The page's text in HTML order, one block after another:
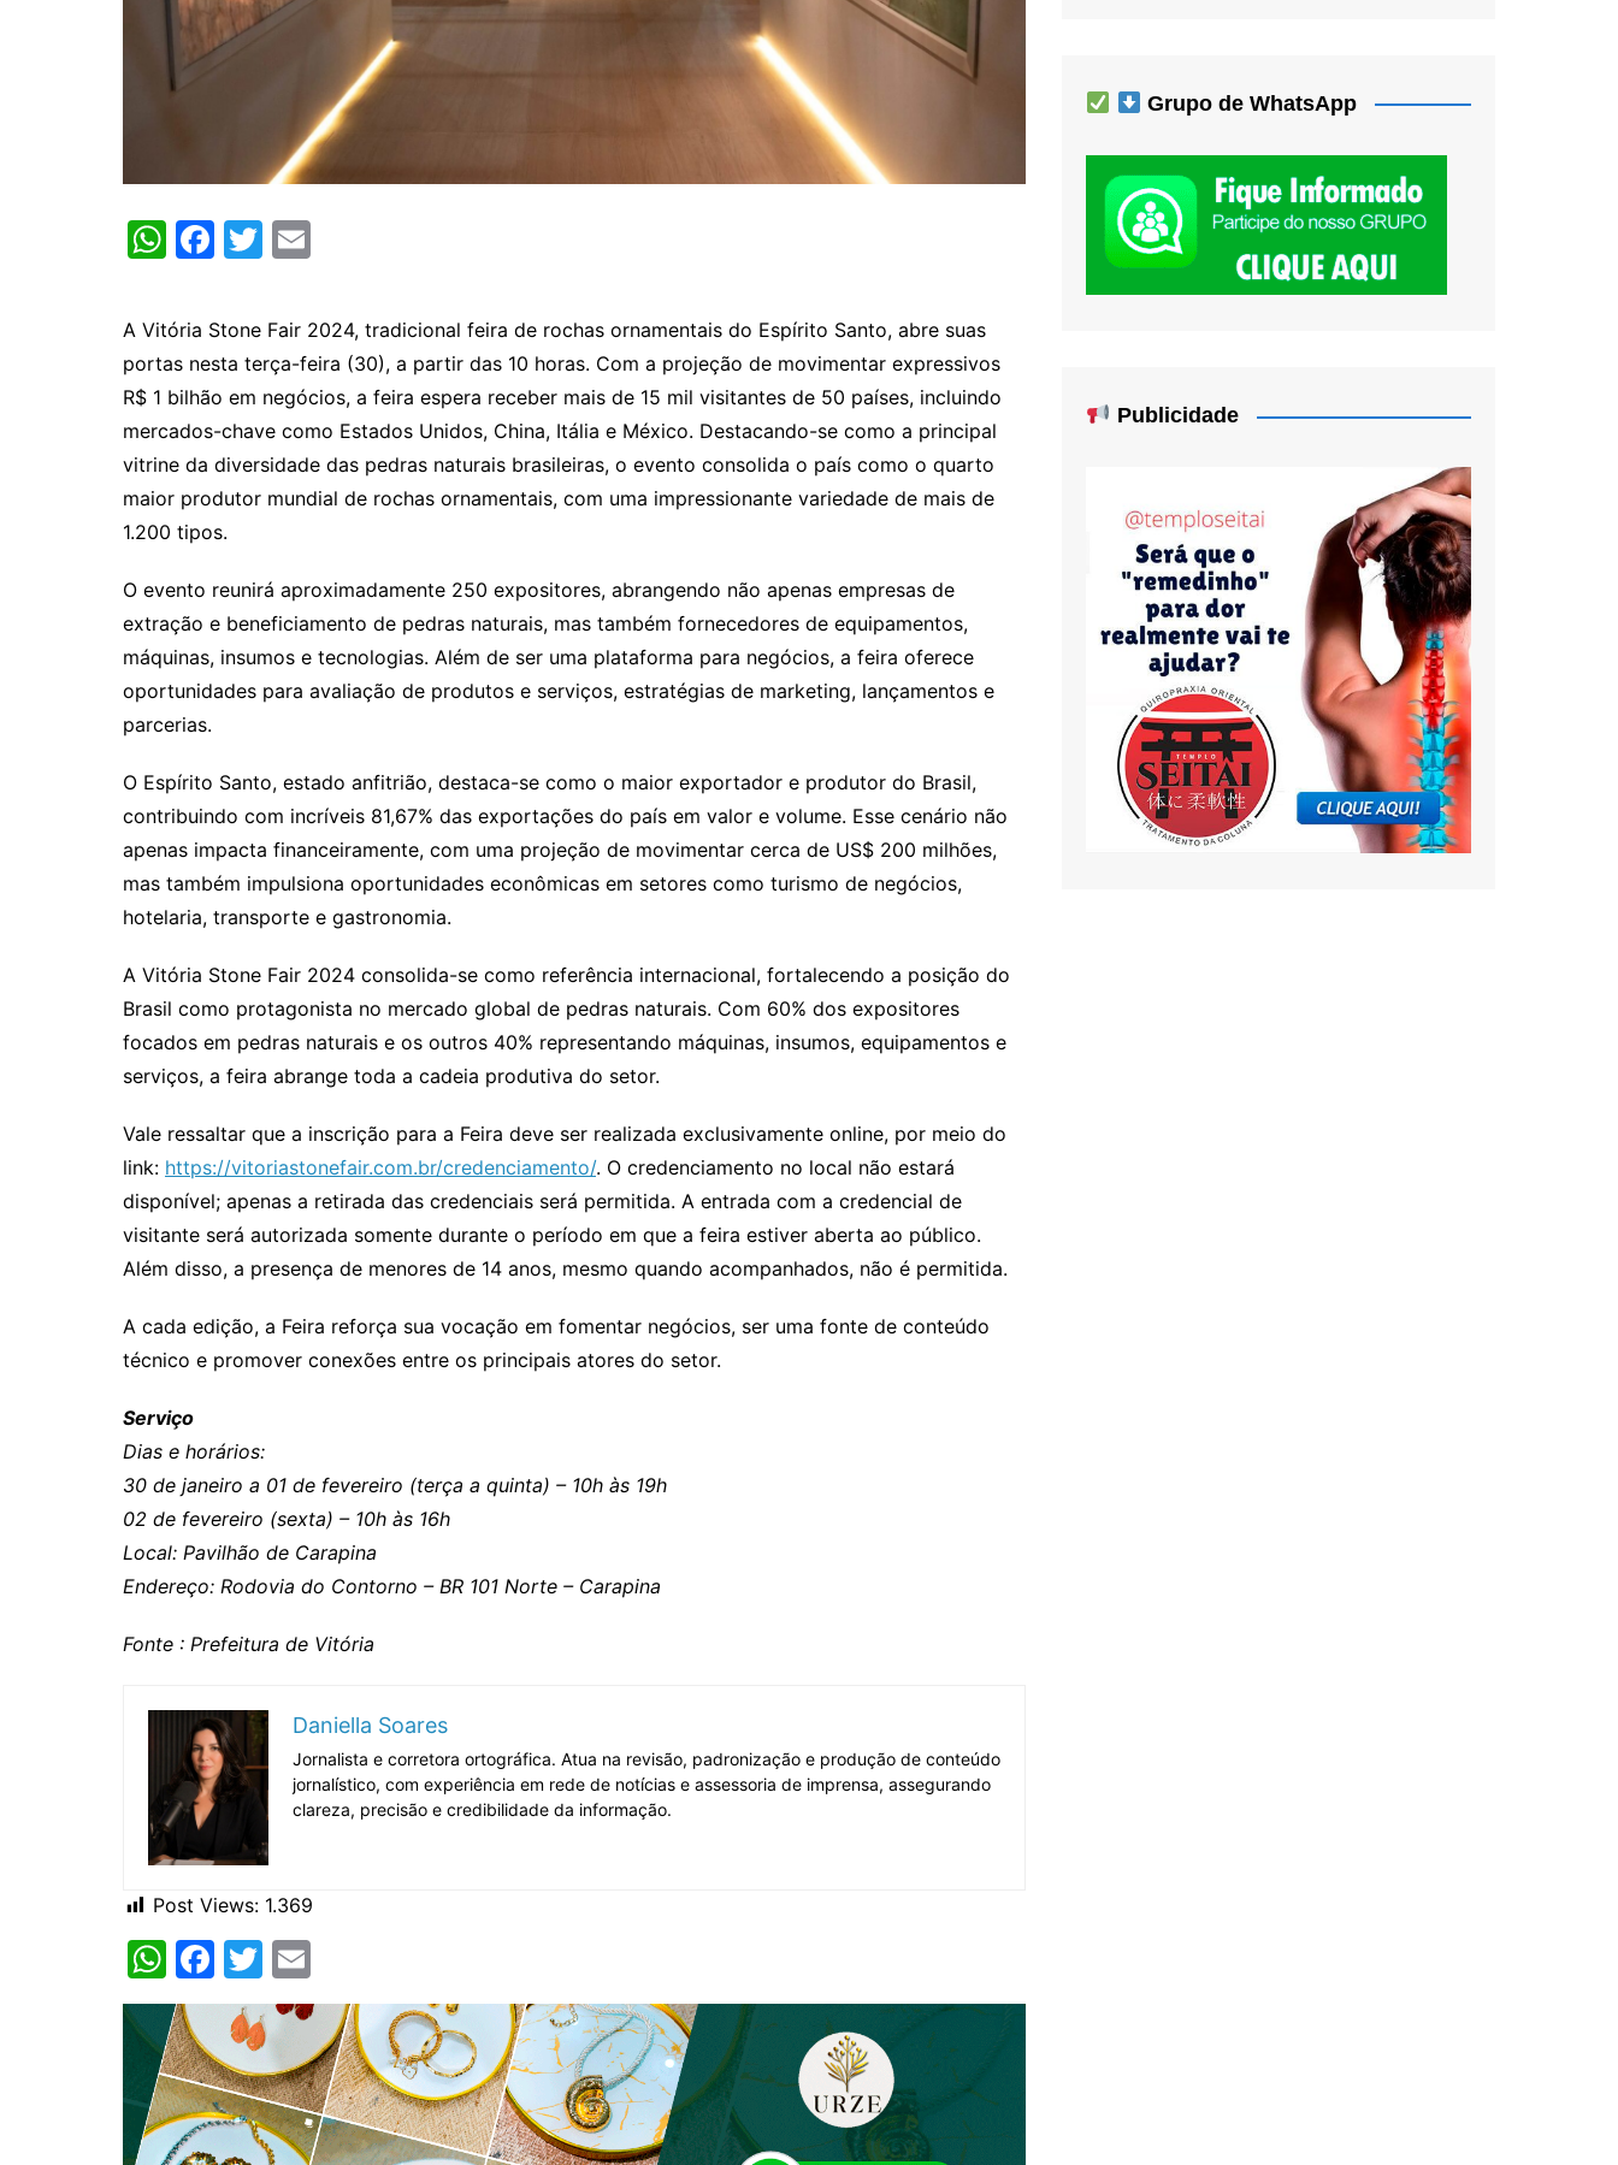
W
at
s
A
p
p
F
c
e
b
o
o
k
T
itt
er
ai
l
A Vitória Stone Fair 2024, tradicional feira de rochas ornamentais do Espírito Santo, abre suas
portas nesta terça-feira (30), a partir das 10 horas. Com a projeção de movimentar expressivos
R$ 1 bilhão em negócios, a feira espera receber mais de 15 mil visitantes de 50 países, incluindo
mercados-chave como Estados Unidos, China, Itália e México. Destacando-se como a principal
vitrine da diversidade das pedras naturais brasileiras, o evento consolida o país como o quarto
maior produtor mundial de rochas ornamentais, com uma impressionante variedade de mais de
1.200 tipos.
O evento reunirá aproximadamente 250 expositores, abrangendo não apenas empresas de
extração e beneficiamento de pedras naturais, mas também fornecedores de equipamentos,
máquinas, insumos e tecnologias. Além de ser uma plataforma para negócios, a feira oferece
oportunidades para avaliação de produtos e serviços, estratégias de marketing, lançamentos e
parcerias.
O Espírito Santo, estado anfitrião, destaca-se como o maior exportador e produtor do Brasil,
contribuindo com incríveis 81,67% das exportações do país em valor e volume. Esse cenário não
apenas impacta financeiramente, com uma projeção de movimentar cerca de US$ 200 milhões,
mas também impulsiona oportunidades econômicas em setores como turismo de negócios,
hotelaria, transporte e gastronomia.
A Vitória Stone Fair 2024 consolida-se como referência internacional, fortalecendo a posição do
Brasil como protagonista no mercado global de pedras naturais. Com 60% dos expositores
focados em pedras naturais e os outros 40% representando máquinas, insumos, equipamentos e
serviços, a feira abrange toda a cadeia produtiva do setor.
Vale ressaltar que a inscrição para a Feira deve ser realizada exclusivamente online, por meio do
link: https://vitoriastonefair.com.br/credenciamento/. O credenciamento no local não estará
disponível; apenas a retirada das credenciais será permitida. A entrada com a credencial de
visitante será autorizada somente durante o período em que a feira estiver aberta ao público.
Além disso, a presença de menores de 14 anos, mesmo quando acompanhados, não é permitida.
A cada edição, a Feira reforça sua vocação em fomentar negócios, ser uma fonte de conteúdo
técnico e promover conexões entre os principais atores do setor.
Serviço
Dias e horários:
30 de janeiro a 01 de fevereiro (terça a quinta) – 10h às 19h
02 de fevereiro (sexta) – 10h às 16h
Local: Pavilhão de Carapina
Endereço: Rodovia do Contorno – BR 101 Norte – Carapina
Fonte : Prefeitura de Vitória
Daniella Soares
Jornalista e corretora ortográfica. Atua na revisão, padronização e produção de conteúdo
jornalístico, com experiência em rede de notícias e assessoria de imprensa, assegurando
clareza, precisão e credibilidade da informação.
Post Views: 1.369
W
h
at
s
A
p
F
a
c
e
b
o
T
w
itt
er
m
ai
l
Grupo de WhatsApp
Publicidade